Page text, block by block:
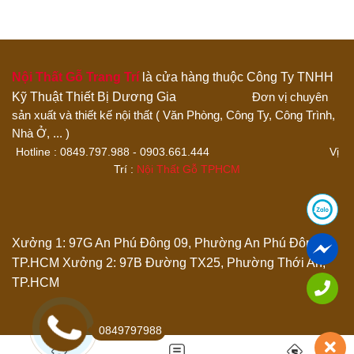
Các định dạng ảnh được chấp nhận: jpg,png.
Email*
Nội Thất Gỗ Trang Trílà cửa hàng thuộc Công Ty TNHH
Kỹ Thuật Thiết Bị Dương Gia
Đơn vị chuyên
sản xuất và thiết kế nội thất ( Văn Phòng, Công Ty, Công Trình,
Nhà Ở, ... )
Hotline : 0849.797.988 - 0903.661.444 Vị
Trí : Nội Thất Gỗ TPHCM
Xưởng 1: 97G An Phú Đông 09, Phường An Phú Đông,
TP.HCM Xưởng 2: 97B Đường TX25, Phường Thới An,
TP.HCM
0849797988